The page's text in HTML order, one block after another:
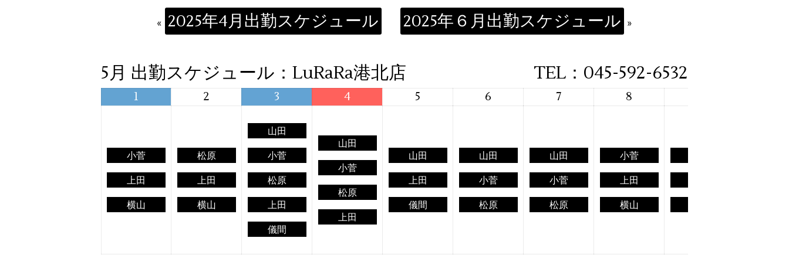
« 2025年4月出勤スケジュール 2025年６月出勤スケジュール »
5月 出勤スケジュール：LuRaRa港北店 TEL：045-592-6532
1 2 3 4 5 6 7 8
小菅
上田
横山
松原
上田
横山
山田
小菅
松原
上田
儀間
山田
小菅
松原
上田
山田
上田
儀間
山田
小菅
松原
山田
小菅
松原
小菅
上田
横山